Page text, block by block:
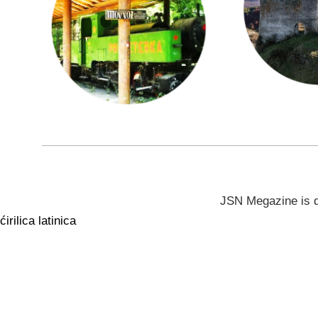
JSN Megazine is
ćirilica latinica